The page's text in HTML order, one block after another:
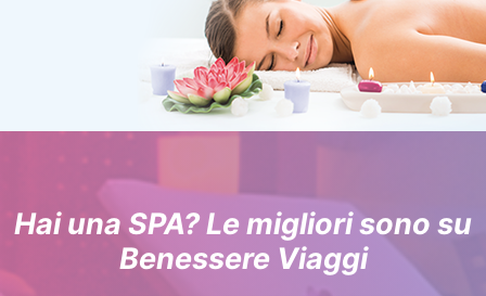
Hai una SPA? Le migliori sono su
Benessere Viaggi